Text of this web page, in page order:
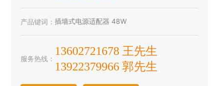
产品键词：插墙式电源适配器 48W
服务热线：
13602721678 王先生
13922379966 郭先生